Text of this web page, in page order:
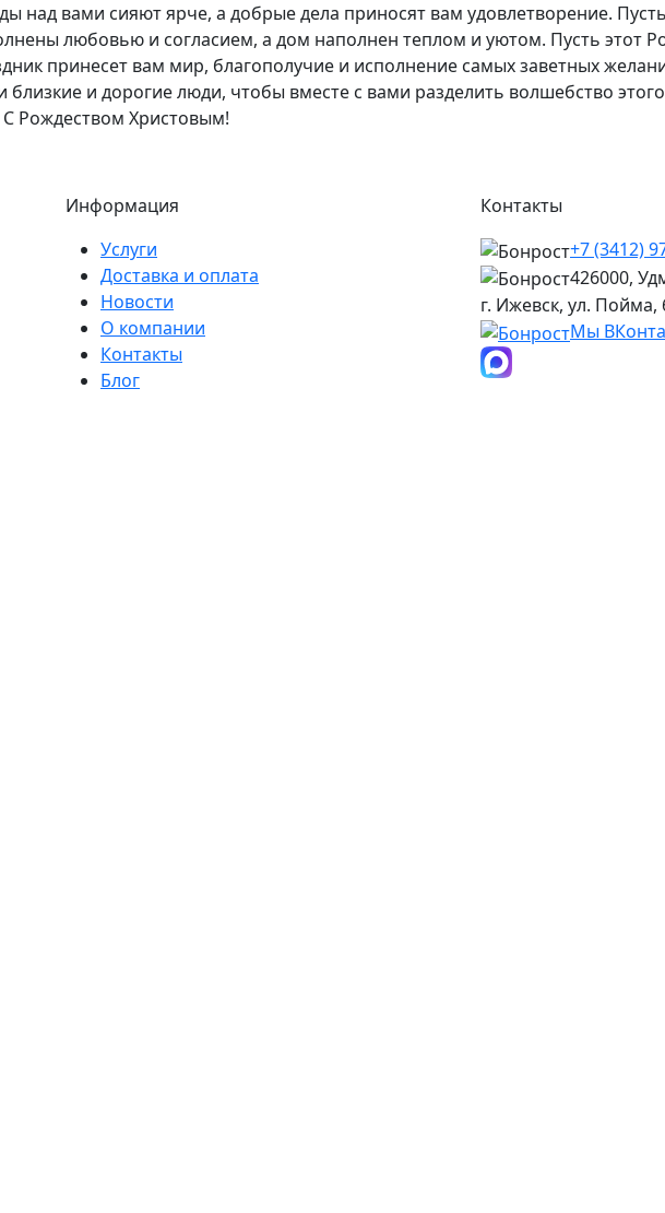
над вами сияют ярче, а добрые дела приносят вам удовлетворение.
любовью и согласием, а дом наполнен теплом и уютом. Пусть этот
принесет вам мир, благополучие и исполнение самых заветных
близкие и дорогие люди, чтобы вместе с вами разделить волшебство
Рождеством Христовым!
Информация
Услуги
Доставка и оплата
Новости
О компании
Контакты
Блог
Контакты
+7 (3412)
426000,
г. Ижевск, ул. Пойма,
Мы